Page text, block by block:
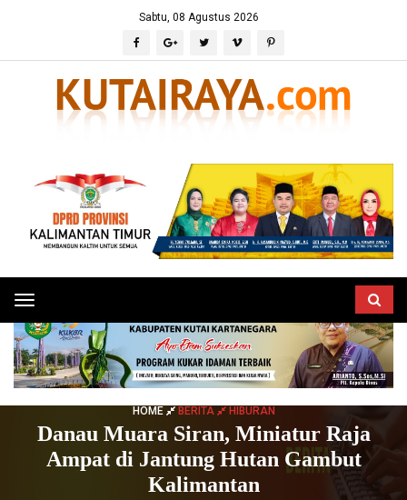
Sabtu, 08 Agustus 2026
Toggle
navigation
HOME BERITA HIBURAN
Danau Muara Siran, Miniatur Raja
Ampat di Jantung Hutan Gambut
Kalimantan